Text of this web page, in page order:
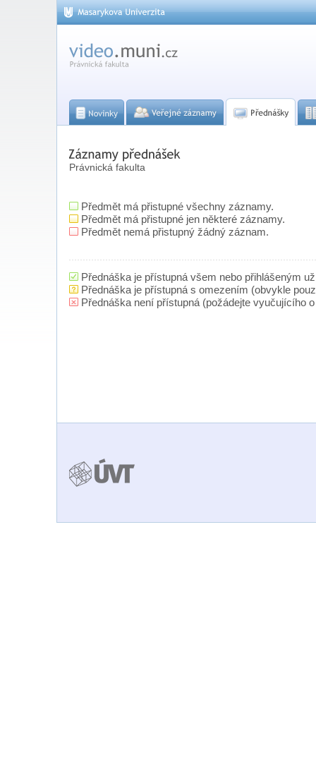
Právnická fakulta
Předmět má přistupné všechny záznamy.
Předmět má přistupné jen některé záznamy.
Předmět nemá přistupný žádný záznam.
Přednáška je přístupná všem nebo přihlášeným
Přednáška je přístupná s omezením (obvykle
Přednáška není přístupná (požádejte vyučujícího